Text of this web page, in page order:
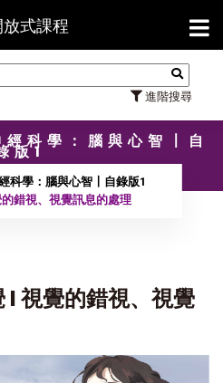
式課程
進階搜尋
【
科學：腦與心智〡自
版1
科學：腦與心智〡自錄版1
錯視、視覺訊息的處理
視覺的錯視、視覺